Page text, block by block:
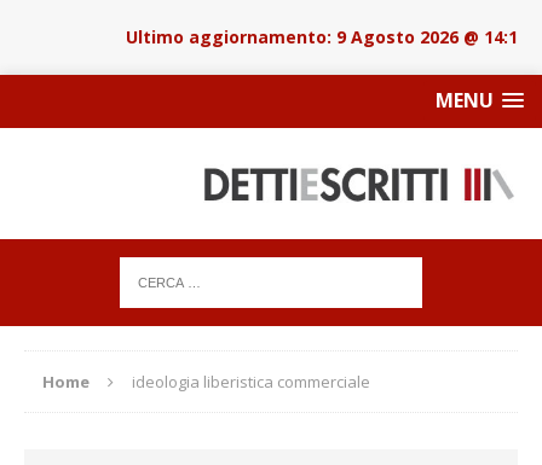
9 Agosto 2026 @ 14:18
MENU
Home ideologia liberistica commerciale